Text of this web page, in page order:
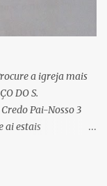
Mãe de Deus.
Amém.
a igreja mais
DO S.
Pai-Nosso 3
ai estais
de Amor!